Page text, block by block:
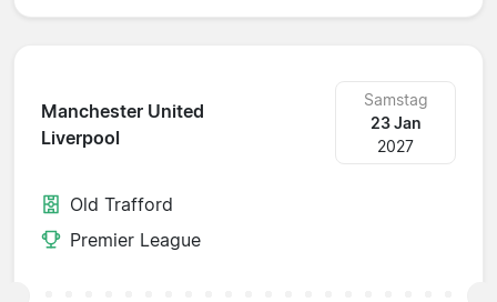
Manchester United
Liverpool
Samstag
23 Jan
2027
Old Trafford
Premier League